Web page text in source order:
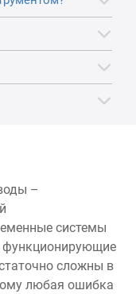
–
системы
функционирующие
сложны в
любая ошибка